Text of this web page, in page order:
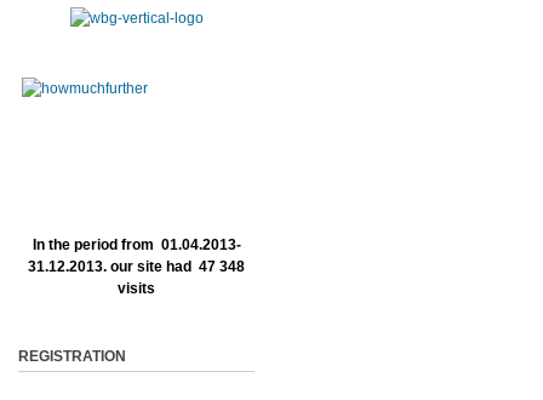
In the period from 01.04.2013-
31.12.2013. our site had 47 348
visits
REGISTRATION